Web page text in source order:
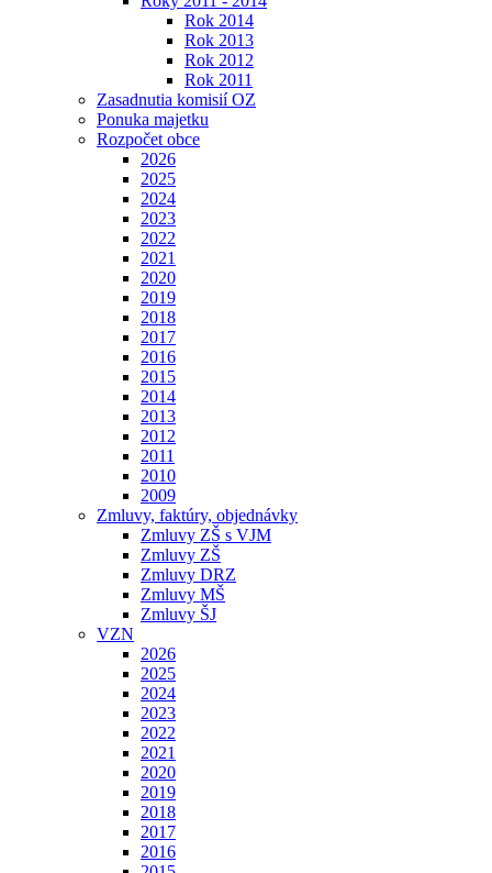
Rok 2014
Rok 2013
Rok 2012
Rok 2011
Zasadnutia komisií OZ
Ponuka majetku
Rozpočet obce
2026
2025
2024
2023
2022
2021
2020
2019
2018
2017
2016
2015
2014
2013
2012
2011
2010
2009
Zmluvy, faktúry, objednávky
Zmluvy ZŠ s VJM
Zmluvy ZŠ
Zmluvy DRZ
Zmluvy MŠ
Zmluvy ŠJ
VZN
2026
2025
2024
2023
2022
2021
2020
2019
2018
2017
2016